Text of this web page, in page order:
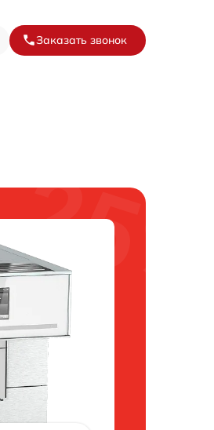
Заказать звонок